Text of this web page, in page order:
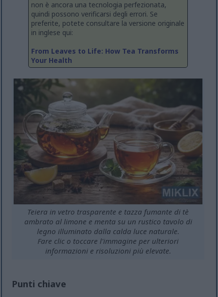
non è ancora una tecnologia perfezionata,
quindi possono verificarsi degli errori. Se
preferite, potete consultare la versione originale
in inglese qui:
From Leaves to Life: How Tea Transforms
Your Health
Teiera in vetro trasparente e tazza fumante di tè
ambrato al limone e menta su un rustico tavolo di
legno illuminato dalla calda luce naturale.
Fare clic o toccare l'immagine per ulteriori
informazioni e risoluzioni più elevate.
Punti chiave